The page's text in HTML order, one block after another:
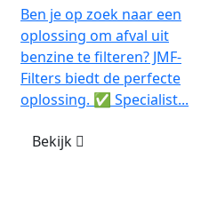
Ben je op zoek naar een
oplossing om afval uit
benzine te filteren? JMF-
Filters biedt de perfecte
oplossing. ✅ Specialist...
Bekijk